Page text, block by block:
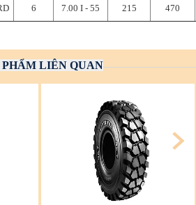
6 7.00 I - 55 215 470
PHẨM LIÊN QUAN